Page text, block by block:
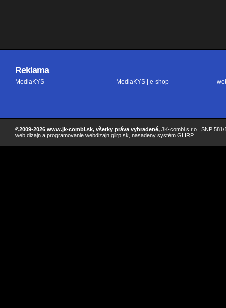
Reklama
MediaKYS MediaKYS | e-shop
©2009-2026 www.jk-combi.sk, všetky práva vyhradené, JK-combi s.r.o., SNP
web dizajn a programovanie webdizajn.glirp.sk , nasadeny systém GLIRP